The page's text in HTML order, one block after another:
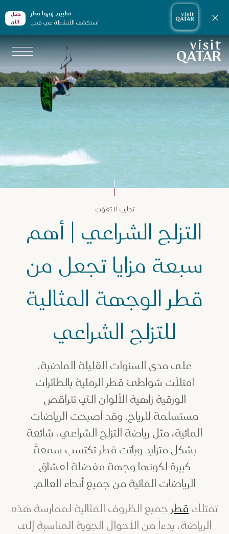
تطبيق زوروا قطر
استكشف الأنشطة في قطر.
حمّل
الأن
إغلاق الإشعارات
الصفحة الرئيسية لموقع VisitQatar
المغامرات والرياضات
تجارب لا تفوّت
التزلج الشراعي | أهم
سبعة مزايا تجعل من
قطر الوجهة المثالية
للتزلج الشراعي
على مدى السنوات القليلة الماضية،
امتلأت شواطئ قطر الرملية بالطائرات
الورقية زاهية الألوان التي تتراقص
مستسلمة للرياح. وقد أصبحت الرياضات
المائية، مثل رياضة التزلج الشراعي، شائعة
بشكل متزايد وباتت قطر تكتسب سمعةً
كبيرة لكونها وجهة مفضلة لعشاق
الرياضات المائية من جميع أنحاء العالم.
تمتلك قطر جميع الظروف المثالية لممارسة هذه
الرياضة، بدءاً من الأحوال الجوية المناسبة إلى